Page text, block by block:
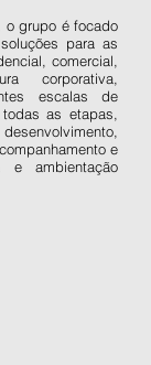
o grupo é focado
para as
comercial,
corporativa,
escalas de
as etapas,
e
e ambientação